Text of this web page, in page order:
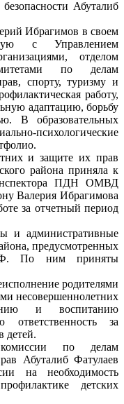
Абуталиб
Ибрагимов в своем
с Управлением
отделом
по делам
спорту, туризму и
работу,
адаптацию, борьбу
В образовательных
психологические
и защите их прав
района приняла к
ПДН ОМВД
Валерия Ибрагимова
за отчетный период
и административные
предусмотренных
По ним приняты
родителями
несовершеннолетних
и воспитанию
ответственность за
детей.
по делам
Абуталиб Фатулаев
на необходимость
детских